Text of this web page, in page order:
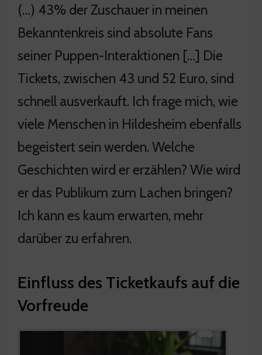
(…) 43% der Zuschauer in meinen
Bekanntenkreis sind absolute Fans
seiner Puppen-Interaktionen […] Die
Tickets, zwischen 43 und 52 Euro, sind
schnell ausverkauft. Ich frage mich, wie
viele Menschen in Hildesheim ebenfalls
begeistert sein werden. Welche
Geschichten wird er erzählen? Wie wird
er das Publikum zum Lachen bringen?
Ich kann es kaum erwarten, mehr
darüber zu erfahren.
Einfluss des Ticketkaufs auf die
Vorfreude